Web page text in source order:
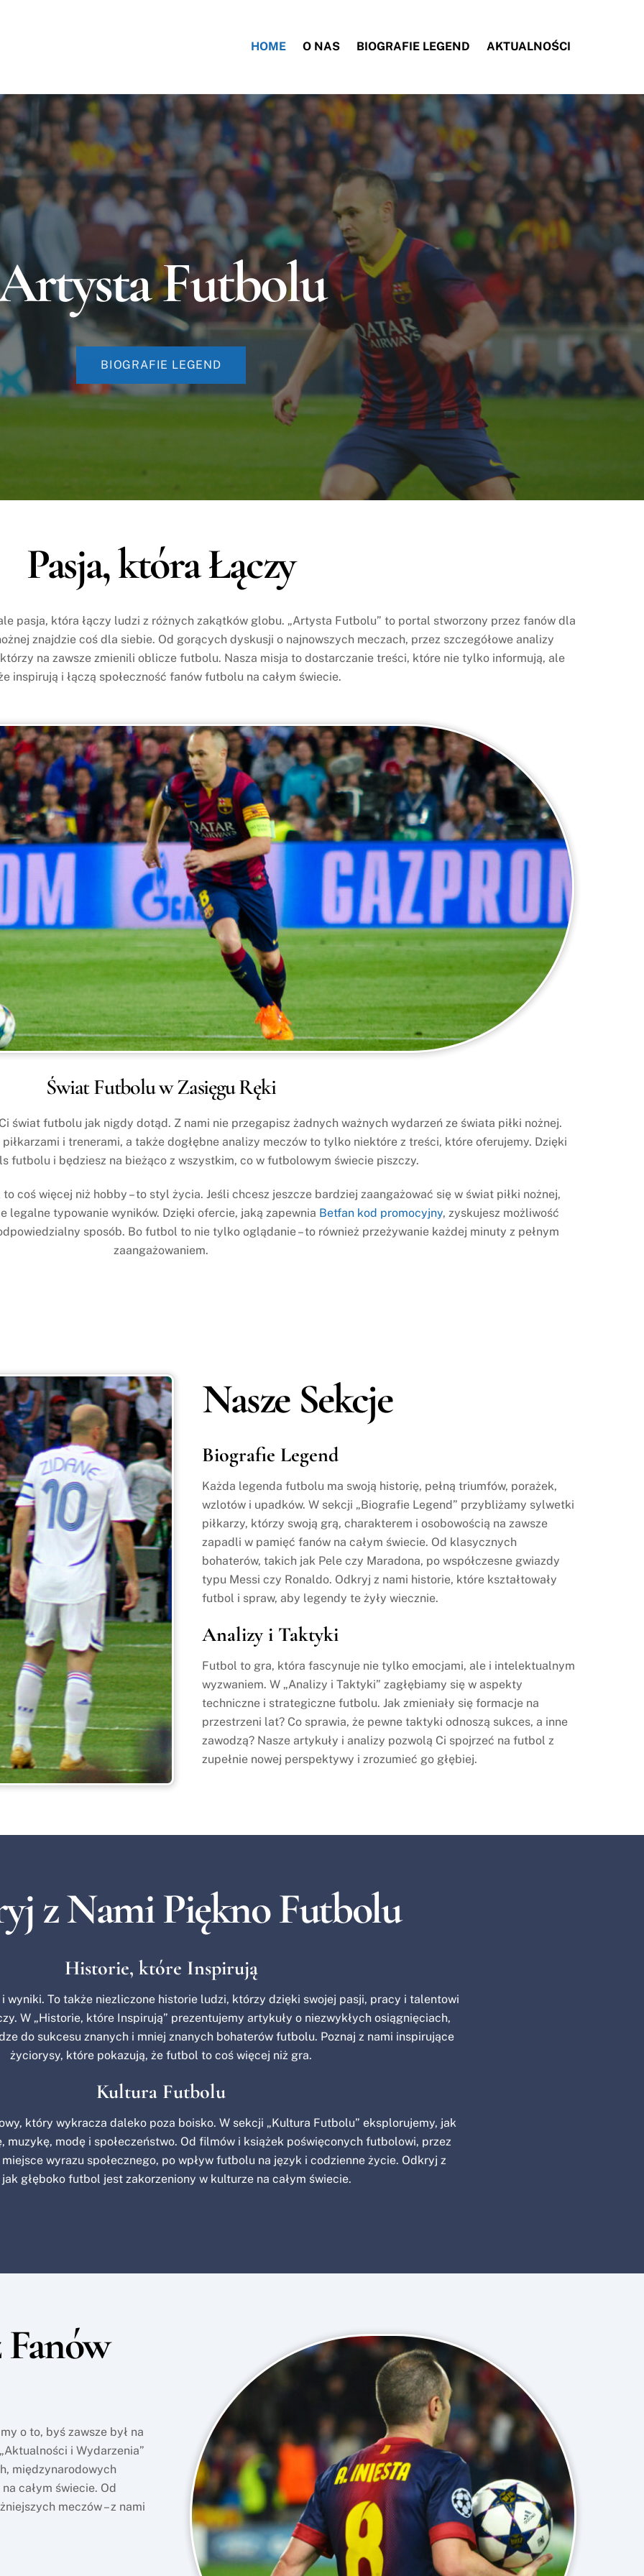
HOME O NAS BIOGRAFIE LEGEND AKTUALNOŚCI
Futbolu
BIOGRAFIE LEGEND
Pasja, która Łączy
pasja, która łączy ludzi z różnych zakątków globu. „Artysta Futbolu” to portal stworzony przez fanów dla
znajdzie coś dla siebie. Od gorących dyskusji o najnowszych meczach, przez szczegółowe analizy
na zawsze zmienili oblicze futbolu. Nasza misja to dostarczanie treści, które nie tylko informują, ale
inspirują i łączą społeczność fanów futbolu na całym świecie.
Świat Futbolu w Zasięgu Ręki
świat futbolu jak nigdy dotąd. Z nami nie przegapisz żadnych ważnych wydarzeń ze świata piłki nożnej.
i trenerami, a także dogłębne analizy meczów to tylko niektóre z treści, które oferujemy. Dzięki
futbolu i będziesz na bieżąco z wszystkim, co w futbolowym świecie piszczy.
coś więcej niż hobby – to styl życia. Jeśli chcesz jeszcze bardziej zaangażować się w świat piłki nożnej,
legalne typowanie wyników. Dzięki ofercie, jaką zapewnia Betfan kod promocyjny, zyskujesz możliwość
sposób. Bo futbol to nie tylko oglądanie – to również przeżywanie każdej minuty z pełnym
zaangażowaniem.
Nasze Sekcje
Biografie Legend
Każda legenda futbolu ma swoją historię, pełną triumfów, porażek,
wzlotów i upadków. W sekcji „Biografie Legend” przybliżamy sylwetki
piłkarzy, którzy swoją grą, charakterem i osobowością na zawsze
zapadli w pamięć fanów na całym świecie. Od klasycznych
bohaterów, takich jak Pele czy Maradona, po współczesne gwiazdy
typu Messi czy Ronaldo. Odkryj z nami historie, które kształtowały
futbol i spraw, aby legendy te żyły wiecznie.
Analizy i Taktyki
Futbol to gra, która fascynuje nie tylko emocjami, ale i intelektualnym
wyzwaniem. W „Analizy i Taktyki” zagłębiamy się w aspekty
techniczne i strategiczne futbolu. Jak zmieniały się formacje na
przestrzeni lat? Co sprawia, że pewne taktyki odnoszą sukces, a inne
zawodzą? Nasze artykuły i analizy pozwolą Ci spojrzeć na futbol z
zupełnie nowej perspektywy i zrozumieć go głębiej.
z Nami Piękno Futbolu
Historie, które Inspirują
wyniki. To także niezliczone historie ludzi, którzy dzięki swojej pasji, pracy i talentowi
W „Historie, które Inspirują” prezentujemy artykuły o niezwykłych osiągnięciach,
do sukcesu znanych i mniej znanych bohaterów futbolu. Poznaj z nami inspirujące
życiorysy, które pokazują, że futbol to coś więcej niż gra.
Kultura Futbolu
który wykracza daleko poza boisko. W sekcji „Kultura Futbolu” eksplorujemy, jak
muzykę, modę i społeczeństwo. Od filmów i książek poświęconych futbolowi, przez
wyrazu społecznego, po wpływ futbolu na język i codzienne życie. Odkryj z
głęboko futbol jest zakorzeniony w kulturze na całym świecie.
o to, byś zawsze był na
i Wydarzenia”
międzynarodowych
całym świecie. Od
meczów – z nami